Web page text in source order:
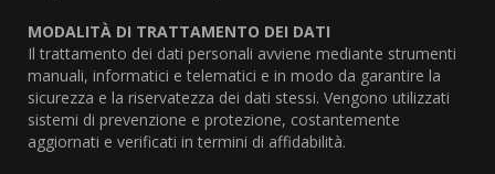
MODALITÀ DI TRATTAMENTO DEI DATI
Il trattamento dei dati personali avviene mediante strumenti
manuali, informatici e telematici e in modo da garantire la
sicurezza e la riservatezza dei dati stessi. Vengono utilizzati
sistemi di prevenzione e protezione, costantemente
aggiornati e verificati in termini di affidabilità.